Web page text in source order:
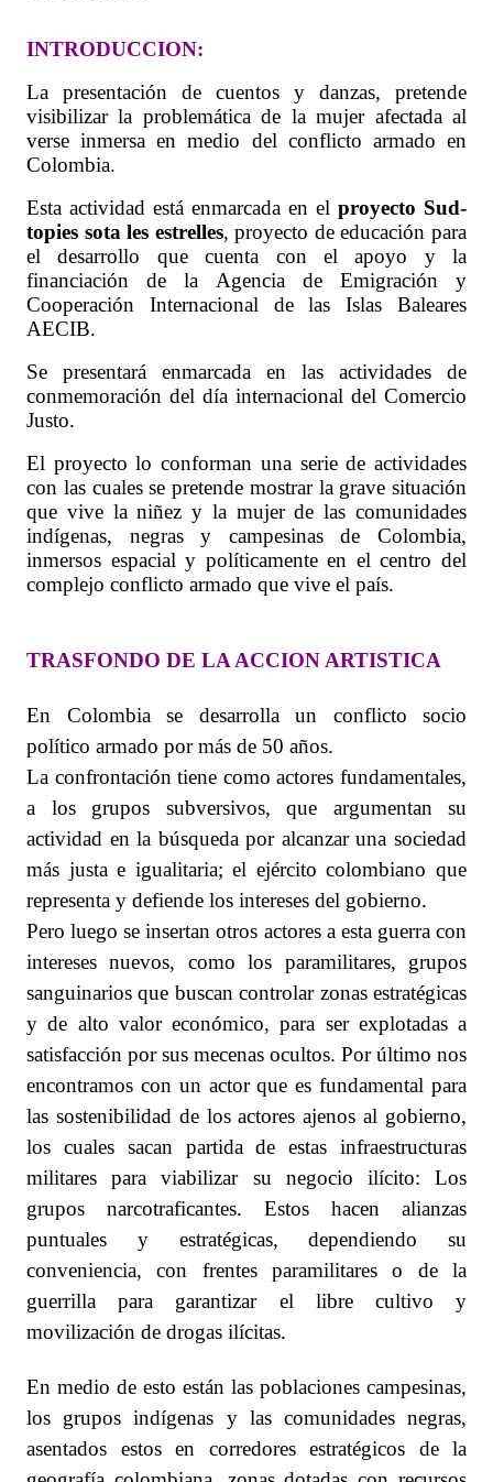
INTRODUCCION:
La presentación de cuentos y danzas, pretende
visibilizar la problemática de la mujer afectada al
verse inmersa en medio del conflicto armado en
Colombia.
Esta actividad está enmarcada en el proyecto Sud-
topies sota les estrelles, proyecto de educación para
el desarrollo que cuenta con el apoyo y la
financiación de la Agencia de Emigración y
Cooperación Internacional de las Islas Baleares
AECIB.
Se presentará enmarcada en las actividades de
conmemoración del día internacional del Comercio
Justo.
El proyecto lo conforman una serie de actividades
con las cuales se pretende mostrar la grave situación
que vive la niñez y la mujer de las comunidades
indígenas, negras y campesinas de Colombia,
inmersos espacial y políticamente en el centro del
complejo conflicto armado que vive el país.
TRASFONDO DE LA ACCION ARTISTICA
En Colombia se desarrolla un conflicto socio
político armado por más de 50 años.
La confrontación tiene como actores fundamentales,
a los grupos subversivos, que argumentan su
actividad en la búsqueda por alcanzar una sociedad
más justa e igualitaria; el ejército colombiano que
representa y defiende los intereses del gobierno.
Pero luego se insertan otros actores a esta guerra con
intereses nuevos, como los paramilitares, grupos
sanguinarios que buscan controlar zonas estratégicas
y de alto valor económico, para ser explotadas a
satisfacción por sus mecenas ocultos. Por último nos
encontramos con un actor que es fundamental para
las sostenibilidad de los actores ajenos al gobierno,
los cuales sacan partida de estas infraestructuras
militares para viabilizar su negocio ilícito: Los
grupos narcotraficantes. Estos hacen alianzas
puntuales y estratégicas, dependiendo su
conveniencia, con frentes paramilitares o de la
guerrilla para garantizar el libre cultivo y
movilización de drogas ilícitas.
En medio de esto están las poblaciones campesinas,
los grupos indígenas y las comunidades negras,
asentados estos en corredores estratégicos de la